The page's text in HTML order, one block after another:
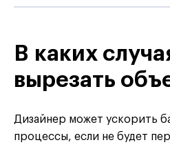
В каких
вырезать
Дизайнер может ускорить
процессы, если не будет